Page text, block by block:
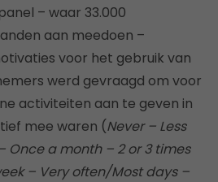
– waar 33.000
aan meedoen –
voor het gebruik van
werd gevraagd om voor
activiteiten aan te geven in
mee waren (Never – Less
Once a month – 2 or 3 times
– Very often/Most days –